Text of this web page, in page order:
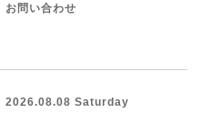
お問い合わせ
2026.08.08 Saturday